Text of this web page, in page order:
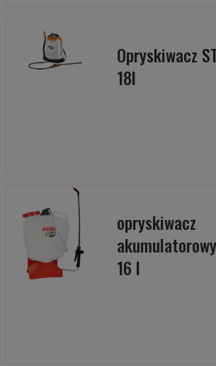
Opryskiwacz
18l
opryskiwacz
16 l